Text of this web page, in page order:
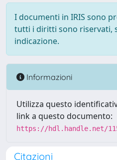
I documenti in IRIS sono
tutti i diritti sono riservati,
indicazione.
Informazioni
Utilizza questo
link a questo documento:
https://hdl.handle.net/
Citazioni